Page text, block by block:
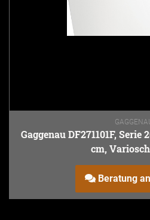
Gaggenau DF271101F, Serie
cm,
Beratung